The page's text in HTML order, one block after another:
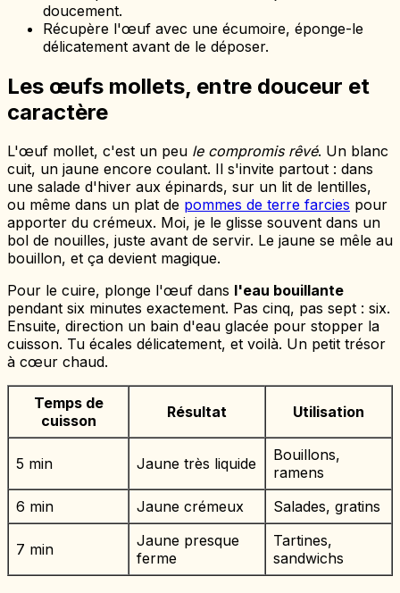
doucement.
Récupère l'œuf avec une écumoire, éponge-le
délicatement avant de le déposer.
Les œufs mollets, entre douceur et
caractère
L'œuf mollet, c'est un peu le compromis rêvé. Un blanc
cuit, un jaune encore coulant. Il s'invite partout : dans
une salade d'hiver aux épinards, sur un lit de lentilles,
ou même dans un plat de pommes de terre farcies pour
apporter du crémeux. Moi, je le glisse souvent dans un
bol de nouilles, juste avant de servir. Le jaune se mêle au
bouillon, et ça devient magique.
Pour le cuire, plonge l'œuf dans l'eau bouillante
pendant six minutes exactement. Pas cinq, pas sept : six.
Ensuite, direction un bain d'eau glacée pour stopper la
cuisson. Tu écales délicatement, et voilà. Un petit trésor
à cœur chaud.
Temps de
cuisson
Résultat Utilisation
5 min Jaune très liquide
Bouillons,
ramens
6 min
Jaune crémeux Salades, gratins
7 min
Jaune presque
ferme
Tartines,
sandwichs